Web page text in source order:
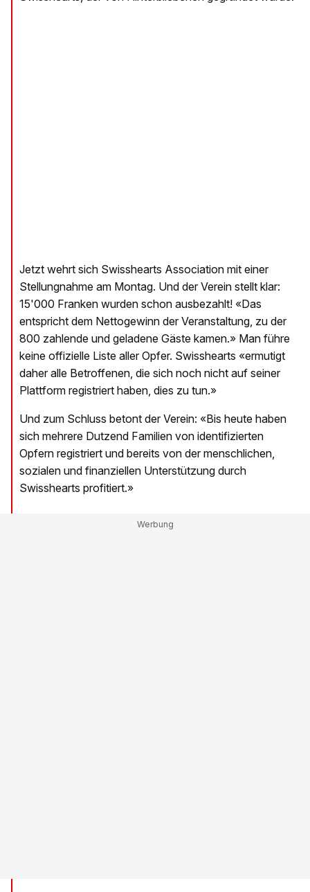
Jetzt wehrt sich Swisshearts Association mit einer
Stellungnahme am Montag. Und der Verein stellt klar:
15'000 Franken wurden schon ausbezahlt! «Das
entspricht dem Nettogewinn der Veranstaltung, zu der
800 zahlende und geladene Gäste kamen.» Man führe
keine offizielle Liste aller Opfer. Swisshearts «ermutigt
daher alle Betroffenen, die sich noch nicht auf seiner
Plattform registriert haben, dies zu tun.»
Und zum Schluss betont der Verein: «Bis heute haben
sich mehrere Dutzend Familien von identifizierten
Opfern registriert und bereits von der menschlichen,
sozialen und finanziellen Unterstützung durch
Swisshearts profitiert.»